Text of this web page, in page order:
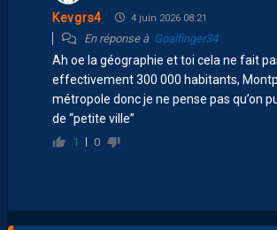
Kevgrs4 4 juin 2026 08:21
En réponse à Goalfinger34
Ah oe la géographie et toi cela ne fait
effectivement 300 000 habitants,
métropole donc je ne pense pas qu’on
de “petite ville”
1 0